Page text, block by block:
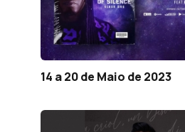
14 a 20 de Maio de 2023